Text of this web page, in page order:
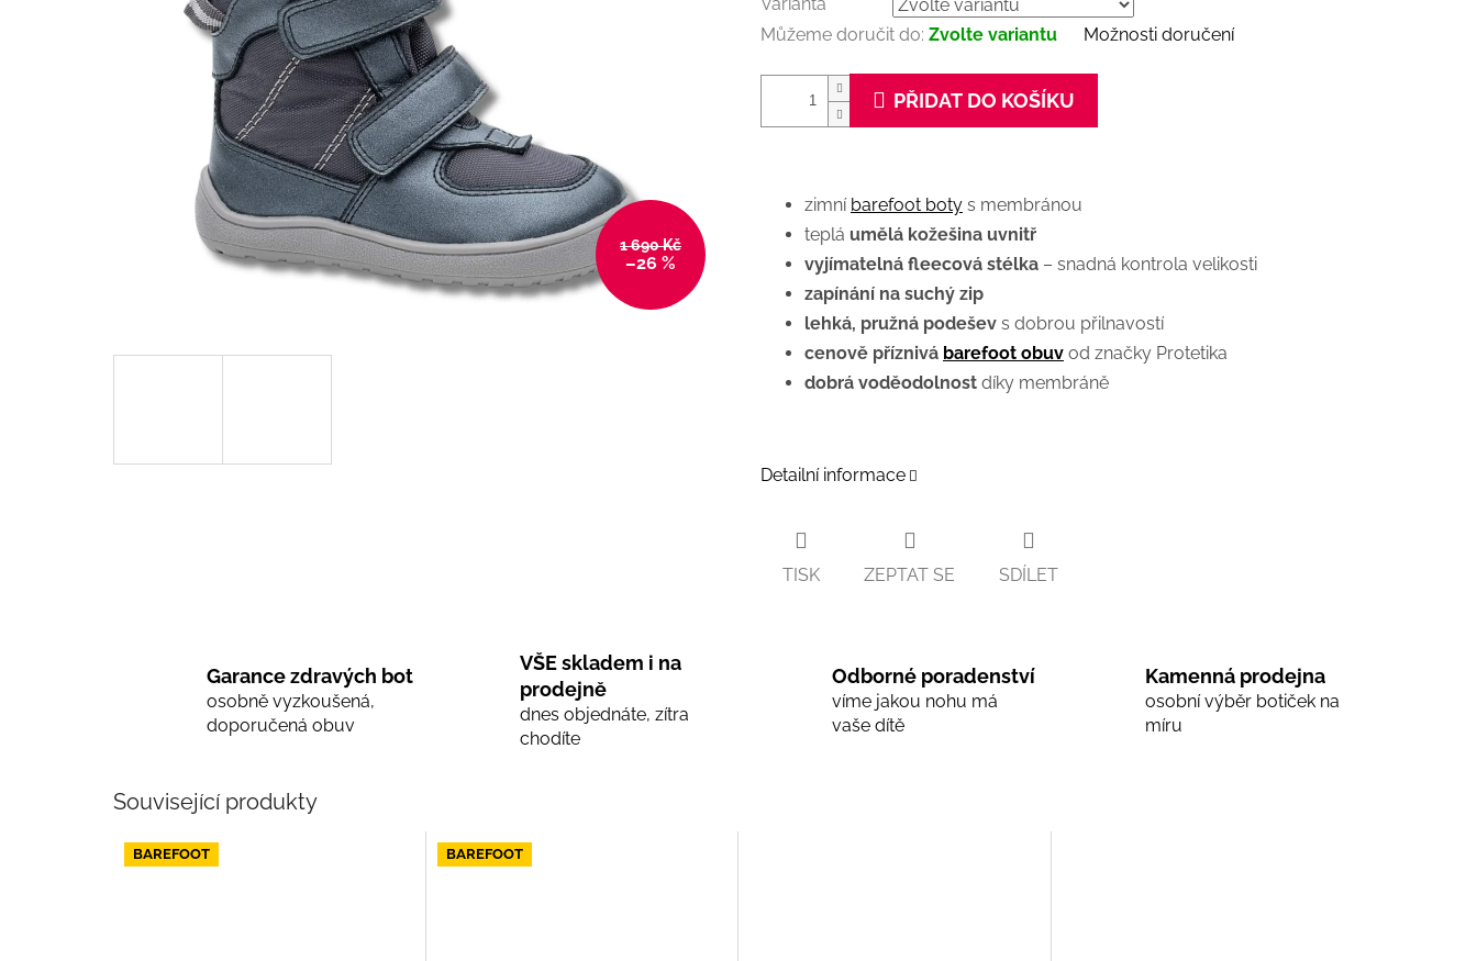
1 690 Kč
–26 %
Varianta
Můžeme doručit do: Zvolte variantu Možnosti doručení
PŘIDAT DO KOŠÍKU
zimní barefoot boty s membránou
teplá umělá kožešina uvnitř
vyjímatelná fleecová stélka – snadná kontrola velikosti
zapínání na suchý zip
lehká, pružná podešev s dobrou přilnavostí
cenově příznivá barefoot obuv od značky Protetika
dobrá voděodolnost díky membráně
Detailní informace
TISK ZEPTAT SE SDÍLET
Garance zdravých bot
osobně vyzkoušená,
doporučená obuv
VŠE skladem i na
prodejně
dnes objednáte, zítra
chodíte
Odborné poradenství
víme jakou nohu má
vaše dítě
Kamenná prodejna
osobní výběr botiček na
míru
Související produkty
BAREFOOT BAREFOOT